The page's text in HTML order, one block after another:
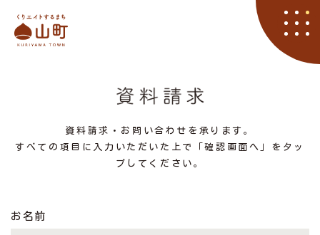
資料請求・お問い合わせを承ります。
すべての項目に入力いただいた上で「確認画面へ」をタッ
プしてください。
お名前